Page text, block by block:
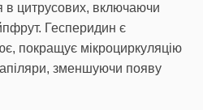
в цитрусових, включаючи
Гесперидин є
покращує мікроциркуляцію
зменшуючи появу